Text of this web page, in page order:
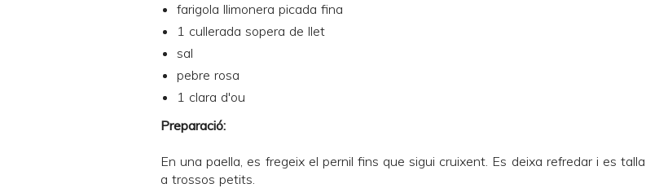
farigola llimonera picada fina
1 cullerada sopera de llet
sal
pebre rosa
1 clara d'ou
Preparació:
En una paella, es fregeix el pernil fins que sigui cruixent. Es deixa refredar i es talla
a trossos petits.